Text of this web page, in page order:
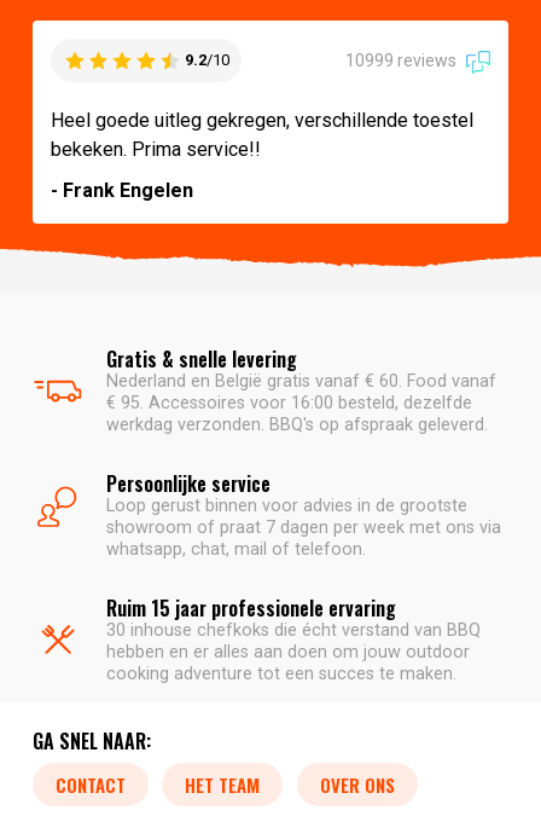
9.2/10 10999 reviews
Heel goede uitleg gekregen, verschillende toestel
bekeken. Prima service!!
- Frank Engelen
Gratis & snelle levering
Nederland en België gratis vanaf € 60. Food vanaf
€ 95. Accessoires voor 16:00 besteld, dezelfde
werkdag verzonden. BBQ's op afspraak geleverd.
Persoonlijke service
Loop gerust binnen voor advies in de grootste
showroom of praat 7 dagen per week met ons via
whatsapp, chat, mail of telefoon.
Ruim 15 jaar professionele ervaring
30 inhouse chefkoks die écht verstand van BBQ
hebben en er alles aan doen om jouw outdoor
cooking adventure tot een succes te maken.
GA SNEL NAAR:
CONTACT HET TEAM OVER ONS